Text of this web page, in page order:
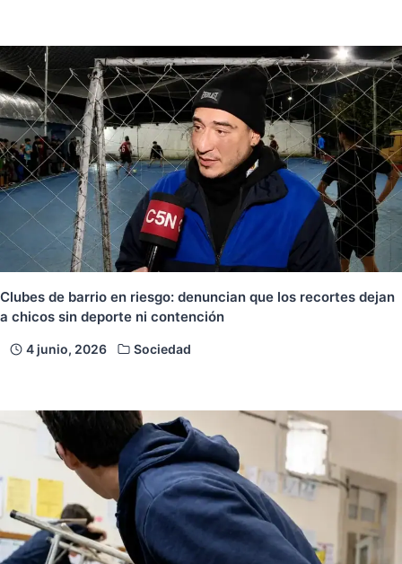
Clubes de barrio en riesgo: denuncian que los recortes dejan
a chicos sin deporte ni contención
4 junio, 2026 Sociedad